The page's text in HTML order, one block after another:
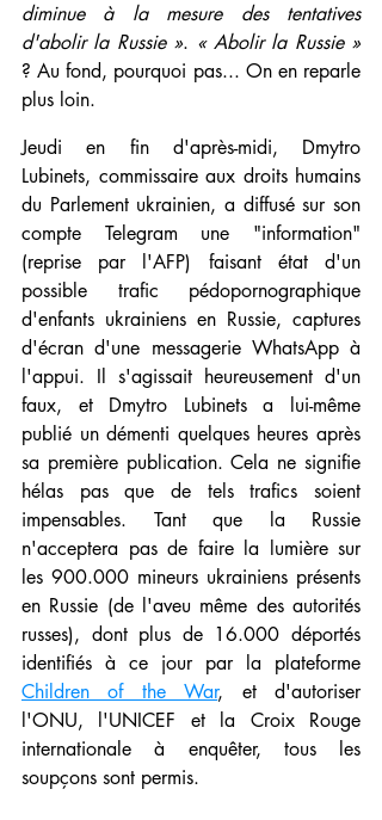
diminue à la mesure des tentatives
d'abolir la Russie ».
? Au fond, pourquoi pas... On en reparle
plus loin.
Jeudi en fin d'après-midi, Dmytro
Lubinets, commissaire aux droits humains
du Parlement ukrainien, a diffusé sur son
compte Telegram une "information"
(reprise par l'AFP) faisant état d'un
possible trafic pédopornographique
d'enfants ukrainiens en Russie, captures
d'écran d'une messagerie WhatsApp à
l'appui. Il s'agissait heureusement d'un
faux, et Dmytro Lubinets a lui-même
publié un démenti quelques heures après
sa première publication. Cela ne signifie
hélas pas que de tels trafics soient
impensables. Tant que la Russie
n'acceptera pas de faire la lumière sur
les 900.000 mineurs ukrainiens présents
en Russie (de l'aveu même des autorités
russes), dont plus de 16.000 déportés
Children of the War, et d'autoriser
l'ONU, l'UNICEF et la Croix Rouge
internationale à enquêter, tous les
soupçons sont permis.